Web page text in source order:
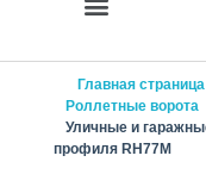
Главная страница
Роллетные ворота
Уличные и
профиля RH77M